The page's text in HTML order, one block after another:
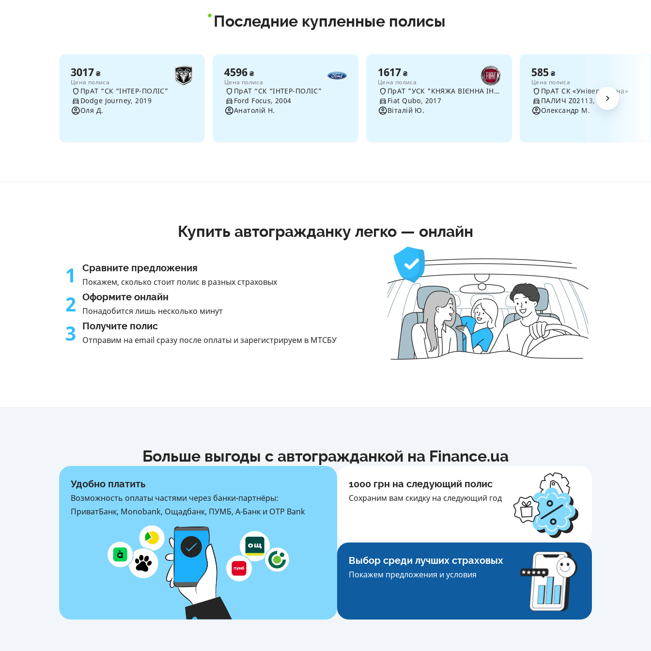
Последние купленные полисы
3017 ₴
Цена полиса
ПрАТ “СК “ІНТЕР-ПОЛІС”
Dodge Journey, 2019
Оля Д.
4596 ₴
Цена полиса
ПрАТ “СК “ІНТЕР-ПОЛІС”
Ford Focus, 2004
Анатолій Н.
1617 ₴
Цена полиса
ПрАТ "УСК "КНЯЖА ВІЄННА ІНШУРАНС ГРУП"
Fiat Qubo, 2017
Віталій Ю.
585 ₴
Цена полиса
ПрАТ СК «Універсальна»
ПАЛИЧ Z02113, 2022
Олександр М.
Купить автогражданку легко — онлайн
1 Сравните предложения
Покажем, сколько стоит полис в разных страховых
2 Оформите онлайн
Понадобится лишь несколько минут
3 Получите полис
Отправим на email сразу после оплаты и зарегистрируем в МТСБУ
Больше выгоды с автогражданкой на Finance.ua
Удобно платить
Возможность оплаты частями через банки-партнёры:
ПриватБанк, Monobank, Ощадбанк, ПУМБ, А-Банк и OTP Bank
1000 грн на следующий полис
Сохраним вам скидку на следующий год
Выбор среди лучших страховых
Покажем предложения и условия